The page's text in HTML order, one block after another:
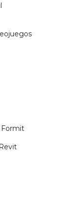
Formit
Revit